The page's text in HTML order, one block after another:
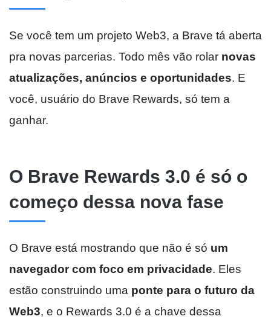
Se você tem um projeto Web3, a Brave tá aberta
pra novas parcerias. Todo mês vão rolar novas
atualizações, anúncios e oportunidades. E
você, usuário do Brave Rewards, só tem a
ganhar.
O Brave Rewards 3.0 é só o
começo dessa nova fase
O Brave está mostrando que não é só um
navegador com foco em privacidade. Eles
estão construindo uma ponte para o futuro da
Web3, e o Rewards 3.0 é a chave dessa